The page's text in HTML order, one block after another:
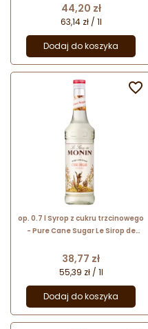
Cena
44,20 zł
63,14 zł / 1l
Dodaj do koszyka
op. 0.7 l Syrop z cukru trzcinowego
- Pure Cane Sugar Le Sirop de
Cena
38,77 zł
55,39 zł / 1l
Dodaj do koszyka
